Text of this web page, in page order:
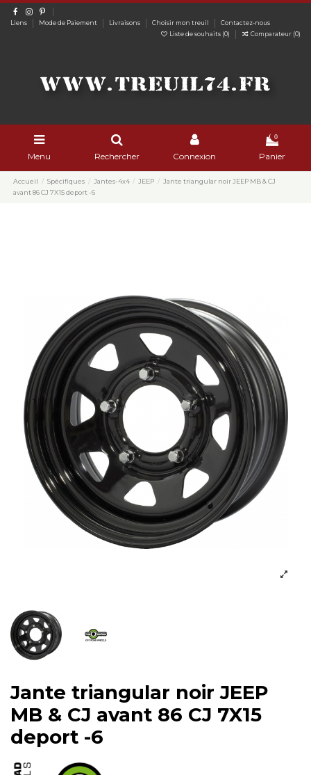
Liens Mode de Paiement Livraisons Choisir mon treuil
Contactez-nous
Liste de souhaits (0) Comparateur (0)
Menu Rechercher Connexion
0
Panier
Accueil Spécifiques Jantes-4x4 JEEP
Jante triangular noir JEEP MB & CJ
avant 86 CJ 7X15 deport -6
Jante triangular noir JEEP
MB & CJ avant 86 CJ 7X15
deport -6